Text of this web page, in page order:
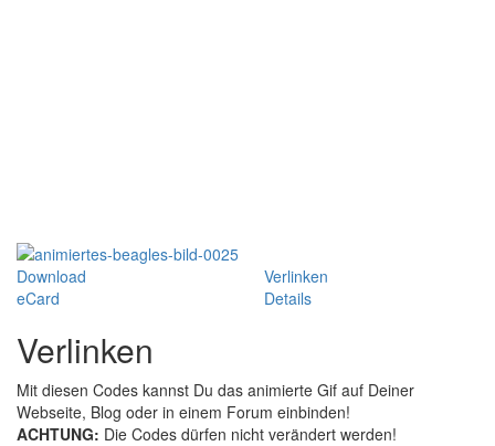
Download
Verlinken
eCard
Details
Verlinken
Mit diesen Codes kannst Du das animierte Gif auf Deiner
Webseite, Blog oder in einem Forum einbinden!
ACHTUNG: Die Codes dürfen nicht verändert werden!